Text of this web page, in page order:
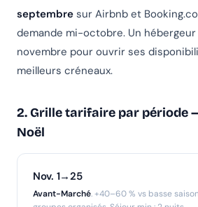
septembre sur Airbnb et
demande mi-octobre. Un
novembre pour ouvrir ses
meilleurs créneaux.
2. Grille tarifaire par période
Noël
Nov. 1→25
Avant-Marché. +40–60 % vs basse